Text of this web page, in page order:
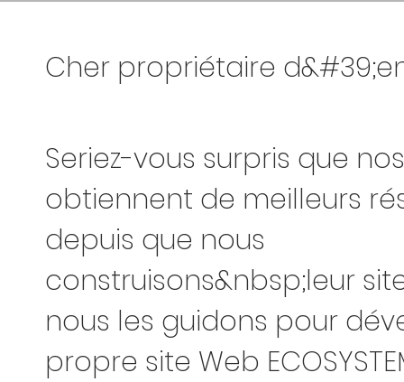
Cher propriétaire
Seriez-vous surpris que
obtiennent de meilleurs
depuis que nous
construisons&nbsp;leur
nous les guidons pour
propre site Web